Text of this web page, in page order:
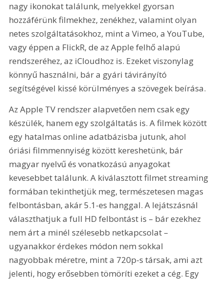
nagy ikonokat találunk, melyekkel gyorsan
hozzáférünk filmekhez, zenékhez, valamint olyan
netes szolgáltatásokhoz, mint a Vimeo, a YouTube,
vagy éppen a FlickR, de az Apple felhő alapú
rendszeréhez, az iCloudhoz is. Ezeket viszonylag
könnyű használni, bár a gyári távirányító
segítségével kissé körülményes a szövegek beírása.
Az Apple TV rendszer alapvetően nem csak egy
készülék, hanem egy szolgáltatás is. A filmek között
egy hatalmas online adatbázisba jutunk, ahol
óriási filmmennyiség között kereshetünk, bár
magyar nyelvű és vonatkozású anyagokat
kevesebbet találunk. A kiválasztott filmet streaming
formában tekinthetjük meg, természetesen magas
felbontásban, akár 5.1-es hanggal. A lejátszásnál
választhatjuk a full HD felbontást is – bár ezekhez
nem árt a minél szélesebb netkapcsolat –
ugyanakkor érdekes módon nem sokkal
nagyobbak méretre, mint a 720p-s társak, ami azt
jelenti, hogy erősebben tömöríti ezeket a cég. Egy